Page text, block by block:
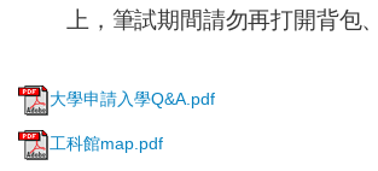
上，筆試期間請勿再打開背包
大學申請入學Q&A.pdf
工科館map.pdf